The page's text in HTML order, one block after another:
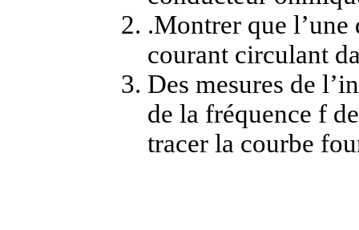
.Montrer que l’une
courant circulant
Des mesures de
de la fréquence f
tracer la courbe